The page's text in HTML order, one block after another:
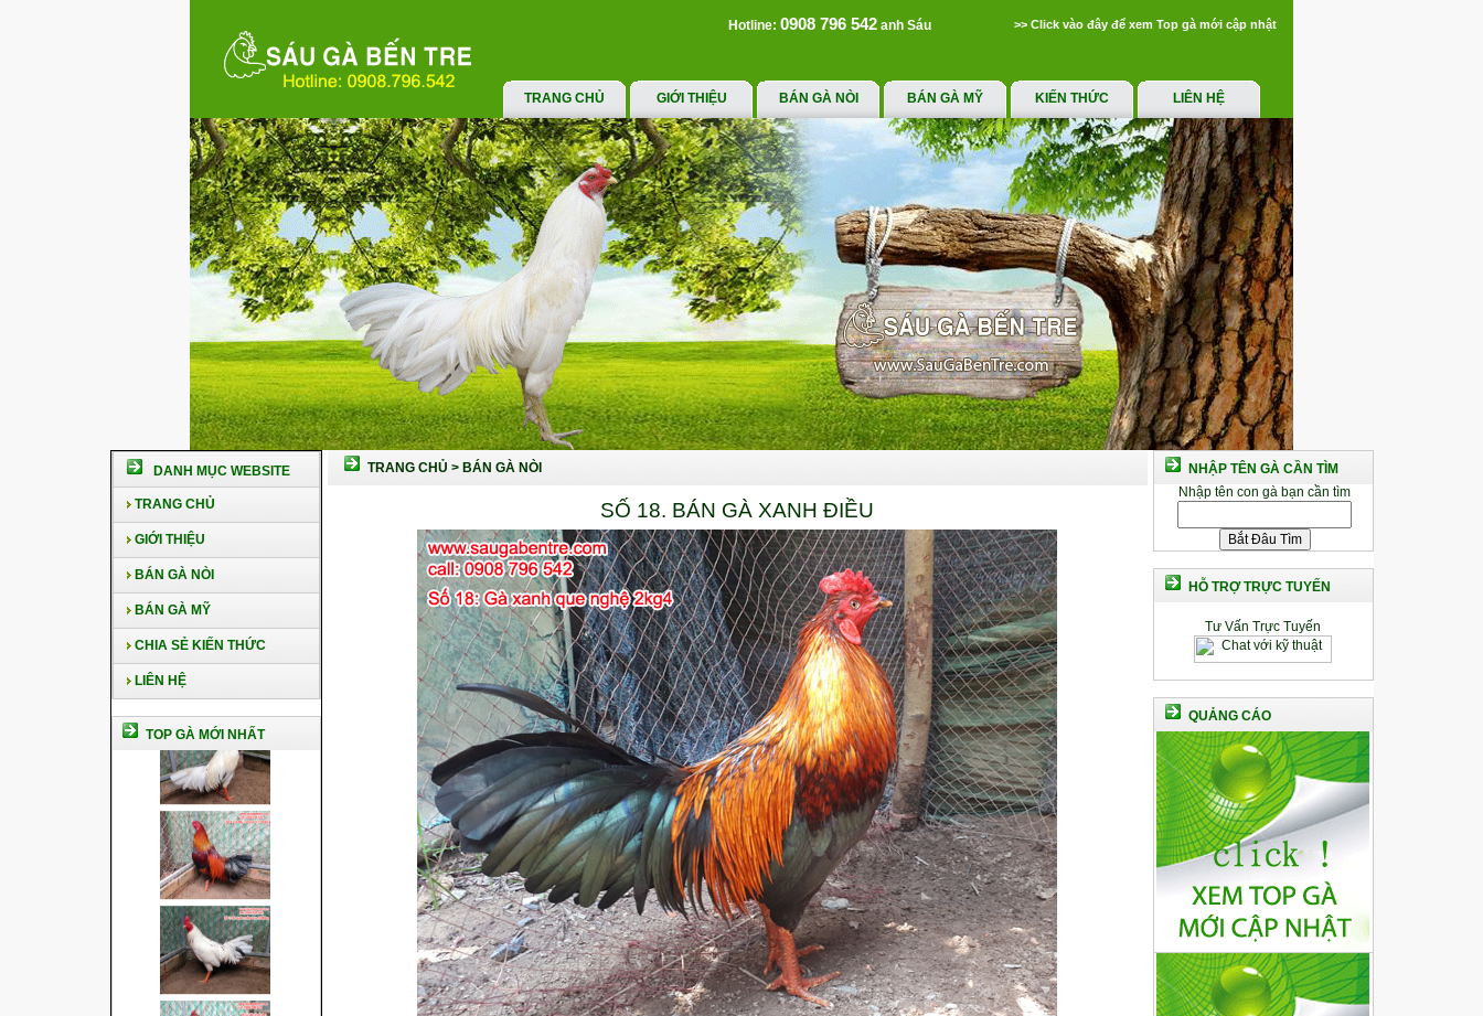
Hotline: 0908 796 542 anh Sáu >> Click vào đây để xem Top gà mới cập nhật
TRANG CHỦ GIỚI THIỆU BÁN GÀ NÒI BÁN GÀ MỸ KIẾN THỨC LIÊN HỆ
DANH MỤC WEBSITE
TRANG CHỦ
GIỚI THIỆU
BÁN GÀ NÒI
BÁN GÀ MỸ
CHIA SẺ KIẾN THỨC
LIÊN HỆ
TOP GÀ MỚI NHẤT
TRANG CHỦ > BÁN GÀ NÒI
SỐ 18. BÁN GÀ XANH ĐIỀU
NHẬP TÊN GÀ CẦN TÌM
Nhập tên con gà bạn cần tìm
HỖ TRỢ TRỰC TUYẾN
Tư Vấn Trực Tuyến
QUẢNG CÁO